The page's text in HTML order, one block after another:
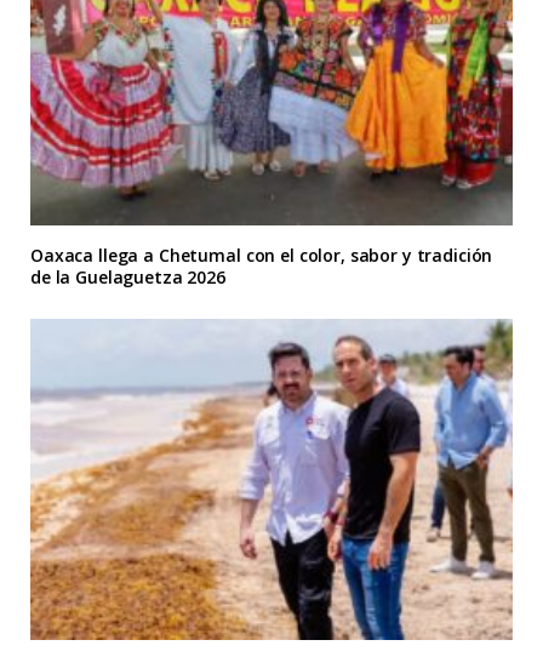
Oaxaca llega a Chetumal con el color, sabor y tradición
de la Guelaguetza 2026